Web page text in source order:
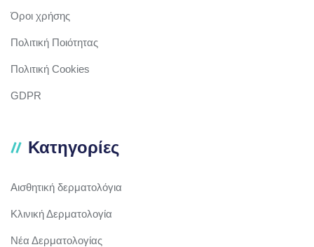
Όροι χρήσης
Πολιτική Ποιότητας
Πολιτική Cookies
GDPR
Κατηγορίες
Αισθητική δερματολόγια
Κλινική Δερματολογία
Νέα Δερματολογίας